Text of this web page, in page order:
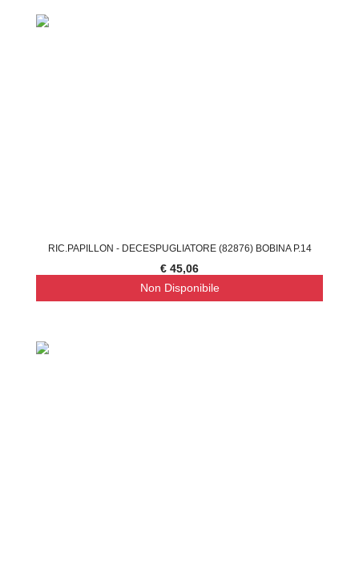
RIC.PAPILLON - DECESPUGLIATORE (82876) BOBINA P.14
€ 45,06
Non Disponibile